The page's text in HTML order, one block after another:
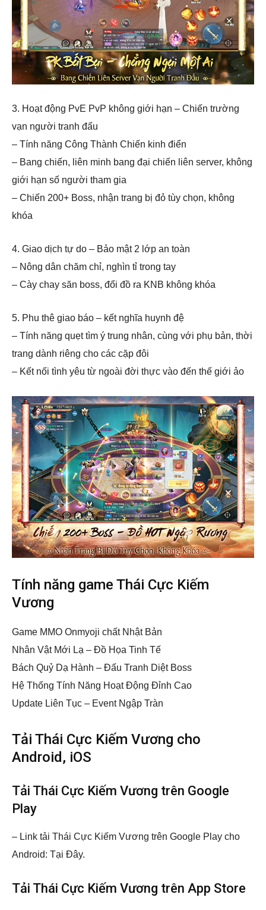
3. Hoạt động PvE PvP không giới hạn – Chiến trường
vạn người tranh đấu
– Tính năng Công Thành Chiến kinh điển
– Bang chiến, liên minh bang đại chiến liên server, không
giới hạn số người tham gia
– Chiến 200+ Boss, nhận trang bị đỏ tùy chọn, không
khóa
4. Giao dịch tự do – Bảo mật 2 lớp an toàn
– Nông dân chăm chỉ, nghìn tỉ trong tay
– Cày chay săn boss, đổi đồ ra KNB không khóa
5. Phu thê giao báo – kết nghĩa huynh đệ
– Tính năng quẹt tìm ý trung nhân, cùng với phụ bản, thời
trang dành riêng cho các cặp đôi
– Kết nối tình yêu từ ngoài đời thực vào đến thế giới ảo
Tính năng game Thái Cực Kiếm
Vương
Game MMO Onmyoji chất Nhật Bản
Nhân Vật Mới Lạ – Đồ Họa Tinh Tế
Bách Quỷ Dạ Hành – Đấu Tranh Diệt Boss
Hệ Thống Tính Năng Hoạt Động Đỉnh Cao
Update Liên Tục – Event Ngập Tràn
Tải Thái Cực Kiếm Vương cho
Android, iOS
Tải Thái Cực Kiếm Vương trên Google
Play
– Link tải Thái Cực Kiếm Vương trên Google Play cho
Android: Tại Đây.
Tải Thái Cực Kiếm Vương trên App Store